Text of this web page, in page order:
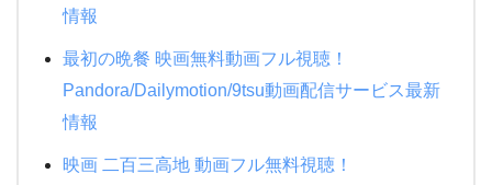
情報
最初の晩餐 映画無料動画フル視聴！
Pandora/Dailymotion/9tsu動画配信サービス最新
情報
映画 二百三高地 動画フル無料視聴！